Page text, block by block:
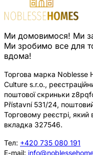
Ми домовимося! Ми
Ми зробимо все для
вдома!
Торгова марка Noblesse
Culture s.r.o.,
поштової скриньки
Přístavní 531/24,
Торговому реєстрі, який
вкладка 327546.
Тел: +420 735 080 191
E-mail: